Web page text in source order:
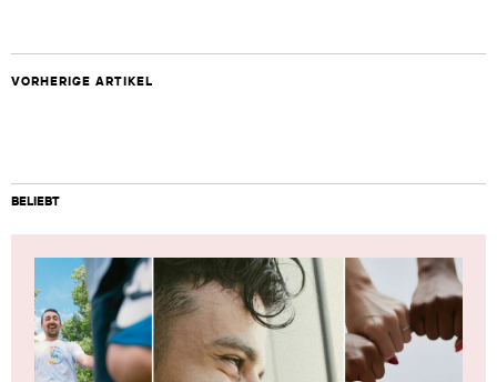
VORHERIGE ARTIKEL
BELIEBT